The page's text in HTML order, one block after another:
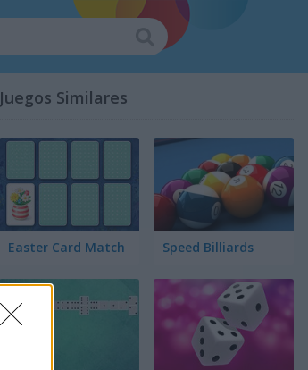
Juegos Similares
Easter Card Match Speed Billiards